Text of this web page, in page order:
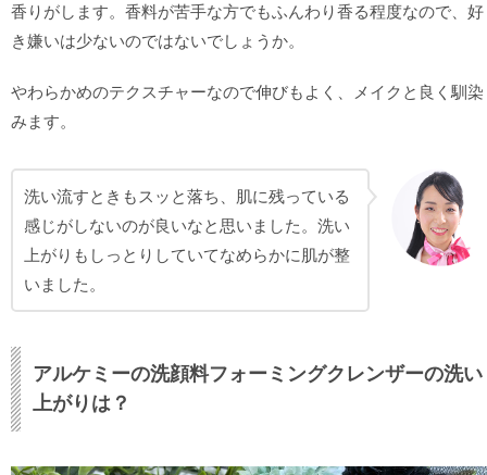
香りがします。香料が苦手な方でもふんわり香る程度なので、好
き嫌いは少ないのではないでしょうか。
やわらかめのテクスチャーなので伸びもよく、メイクと良く馴染
みます。
洗い流すときもスッと落ち、肌に残っている
感じがしないのが良いなと思いました。洗い
上がりもしっとりしていてなめらかに肌が整
いました。
アルケミーの洗顔料フォーミングクレンザーの洗い
上がりは？